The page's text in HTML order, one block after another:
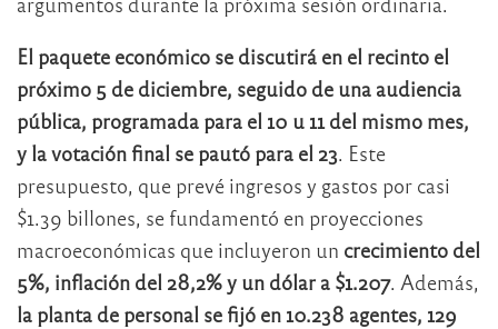
El paquete económico se discutirá en el recinto el
próximo 5 de diciembre, seguido de una audiencia
pública, programada para el 10 u 11 del mismo mes,
y la votación final se pautó para el 23. Este
presupuesto, que prevé ingresos y gastos por casi
$1.39 billones, se fundamentó en proyecciones
macroeconómicas que incluyeron un crecimiento del
5%, inflación del 28,2% y un dólar a $1.207. Además,
la planta de personal se fijó en 10.238 agentes, 129